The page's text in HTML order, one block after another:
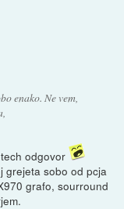
enako. Ne vem,
odgovor
grejeta sobo od pcja
grafo, sourround